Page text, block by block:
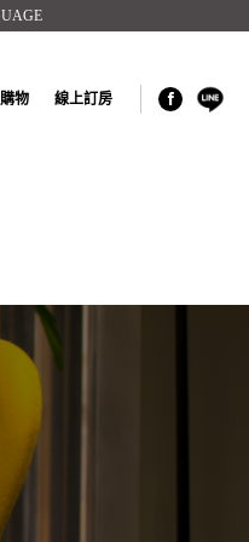
物 線上訂房